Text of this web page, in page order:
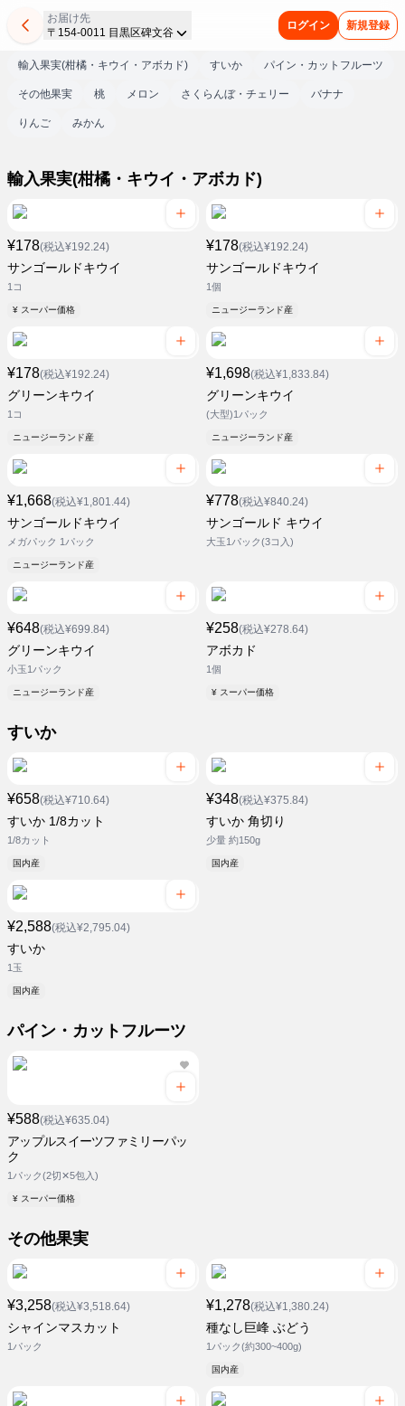
お届け先
〒154-0011 目黒区碑文谷
ログイン 新規登録
輸入果実(柑橘・キウイ・アボカド) すいか パイン・カットフルーツ
その他果実 桃 メロン さくらんぼ・チェリー バナナ
りんご みかん
輸入果実(柑橘・キウイ・アボカド)
¥178(税込¥192.24)
サンゴールドキウイ
1コ
¥ スーパー価格
¥178(税込¥192.24)
サンゴールドキウイ
1個
ニュージーランド産
¥178(税込¥192.24)
グリーンキウイ
1コ
ニュージーランド産
¥1,698(税込¥1,833.84)
グリーンキウイ
(大型)1パック
ニュージーランド産
¥1,668(税込¥1,801.44)
サンゴールドキウイ
メガパック 1パック
ニュージーランド産
¥778(税込¥840.24)
サンゴールド キウイ
大玉1パック(3コ入)
¥648(税込¥699.84)
グリーンキウイ
小玉1パック
ニュージーランド産
¥258(税込¥278.64)
アボカド
1個
¥ スーパー価格
すいか
¥658(税込¥710.64)
すいか 1/8カット
1/8カット
国内産
¥348(税込¥375.84)
すいか 角切り
少量 約150g
国内産
¥2,588(税込¥2,795.04)
すいか
1玉
国内産
パイン・カットフルーツ
¥588(税込¥635.04)
アップルスイーツファミリーパッ
ク
1パック(2切✕5包入)
¥ スーパー価格
その他果実
¥3,258(税込¥3,518.64)
シャインマスカット
1パック
¥1,278(税込¥1,380.24)
種なし巨峰 ぶどう
1パック(約300~400g)
国内産